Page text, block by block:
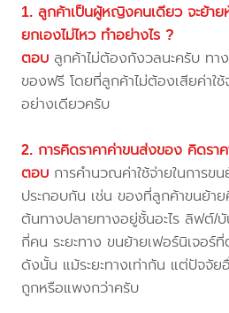
1. ลูกค้าเป็นผู้หญิงคนเดียว จะย้
ยกเองไม่ไหว ทำอย่างไร ?
ตอบ ลูกค้าไม่ต้องกังวลนะครับ ทา
ของฟรี โดยที่ลูกค้าไม่ต้องเสียค่าใ
อย่างเดียวครับ
2. การคิดราคาค่าขนส่งของ คิดรา
ตอบ การคำนวณค่าใช้จ่ายในการ
ประกอบกัน เช่น ของที่ลูกค้าขนย้าย
ต้นทางปลายทางอยู่ชั้นอะไร ลิฟต์/
กี่คน ระยะทาง ขนย้ายเฟอร์นิเจอร์
ดังนั้น แม้ระยะทางเท่ากัน แต่ปัจจัย
ถูกหรือแพงกว่าครับ